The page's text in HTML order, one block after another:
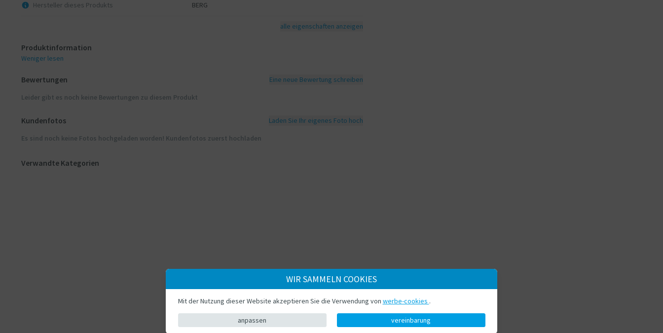
Hersteller dieses Produkts BERG
alle eigenschaften anzeigen
Produktinformation
Weniger lesen
Bewertungen
Eine neue Bewertung schreiben
Leider gibt es noch keine Bewertungen zu diesem Produkt
Kundenfotos
Laden Sie Ihr eigenes Foto hoch
Es sind noch keine Fotos hochgeladen worden! Kundenfotos zuerst hochladen
Verwandte Kategorien
WIR SAMMELN COOKIES
Mit der Nutzung dieser Website akzeptieren Sie die Verwendung von werbe-cookies .
anpassen vereinbarung